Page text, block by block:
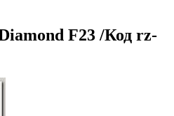
F23 /Код rz-